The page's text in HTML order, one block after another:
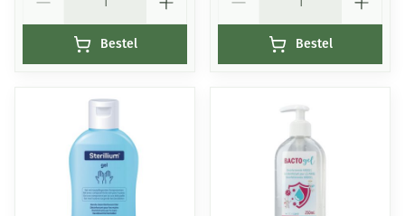
Bestel Bestel